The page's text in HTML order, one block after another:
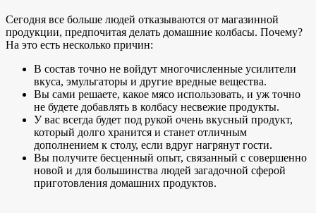
Сегодня все больше людей отказываются от магазинной
продукции, предпочитая делать домашние колбасы. Почему?
На это есть несколько причин:
В состав точно не войдут многочисленные усилители
вкуса, эмульгаторы и другие вредные вещества.
Вы сами решаете, какое мясо использовать, и уж точно
не будете добавлять в колбасу несвежие продукты.
У вас всегда будет под рукой очень вкусный продукт,
который долго хранится и станет отличным
дополнением к столу, если вдруг нагрянут гости.
Вы получите бесценный опыт, связанный с совершенно
новой и для большинства людей загадочной сферой
приготовления домашних продуктов.